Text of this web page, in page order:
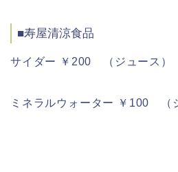
■寿屋清涼食品
サイダー ￥200 （ジュース）
ミネラルウォーター ￥100 （